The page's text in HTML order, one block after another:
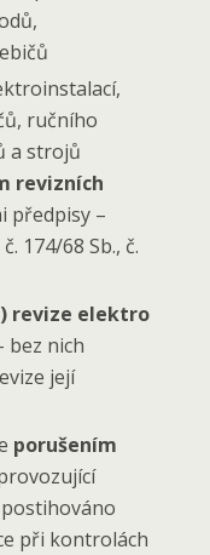
ručního
a strojů
revizních
předpisy –
174/68 Sb., č.
revize elektro
bez nich
její
porušením
při kontrolách